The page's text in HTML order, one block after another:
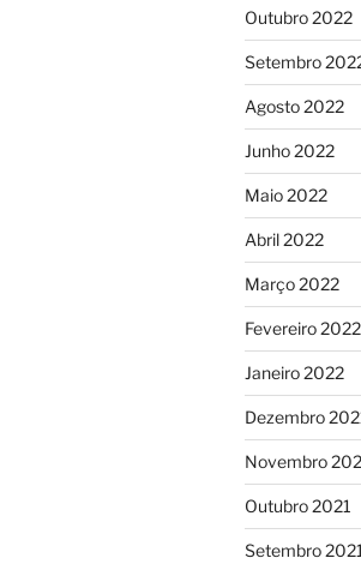
Outubro 2022
Setembro
Agosto 2022
Junho 2022
Maio 2022
Abril 2022
Março 2022
Fevereiro 2022
Janeiro 2022
Dezembro
Novembro
Outubro 2021
Setembro 2021